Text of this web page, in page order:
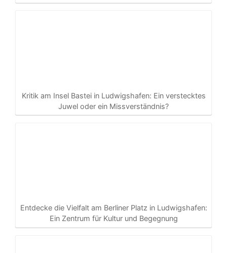
Kritik am Insel Bastei in Ludwigshafen: Ein verstecktes
Juwel oder ein Missverständnis?
Entdecke die Vielfalt am Berliner Platz in Ludwigshafen:
Ein Zentrum für Kultur und Begegnung